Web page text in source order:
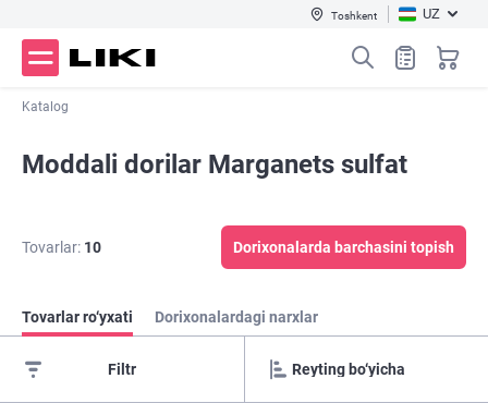
Toshkent UZ
Katalog
Moddali dorilar Marganets sulfat
Tovarlar: 10 Dorixonalarda barchasini topish
Tovarlar ro‘yxati Dorixonalardagi narxlar
Filtr